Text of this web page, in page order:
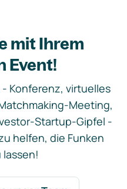
mit Ihrem
Event!
Konferenz, virtuelles
Meeting,
Startup-Gipfel -
helfen, die Funken